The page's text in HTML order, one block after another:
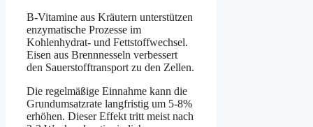
B-Vitamine aus Kräutern unterstützen
enzymatische Prozesse im
Kohlenhydrat- und Fettstoffwechsel.
Eisen aus Brennnesseln verbessert
den Sauerstofftransport zu den Zellen.
Die regelmäßige Einnahme kann die
Grundumsatzrate langfristig um 5-8%
erhöhen. Dieser Effekt tritt meist nach